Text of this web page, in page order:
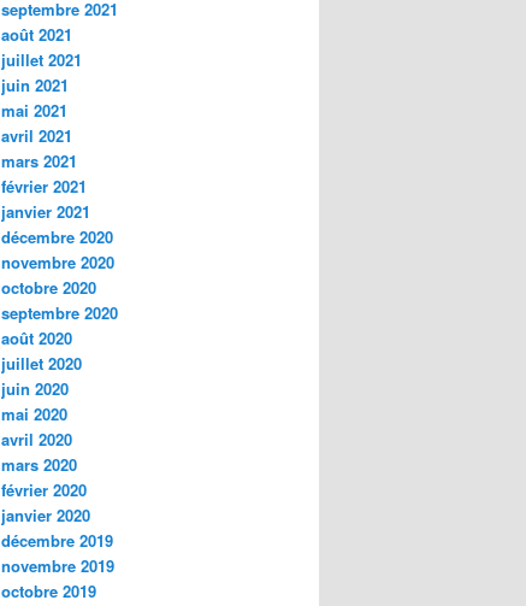
septembre 2021
août 2021
juillet 2021
juin 2021
mai 2021
avril 2021
mars 2021
février 2021
janvier 2021
décembre 2020
novembre 2020
octobre 2020
septembre 2020
août 2020
juillet 2020
juin 2020
mai 2020
avril 2020
mars 2020
février 2020
janvier 2020
décembre 2019
novembre 2019
octobre 2019